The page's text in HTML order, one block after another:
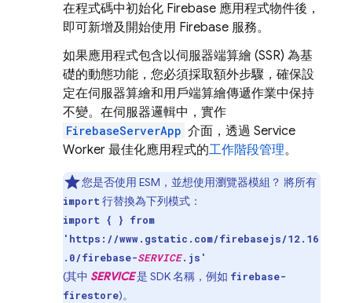
在程式碼中初始化 Firebase 應用程式物件後，
即可新增及開始使用 Firebase 服務。
如果應用程式包含以伺服器端算繪 (SSR) 為基
礎的動態功能，您必須採取額外步驟，確保設
定在伺服器算繪和用戶端算繪傳遞作業中保持
不變。在伺服器邏輯中，實作
FirebaseServerApp 介面，透過 Service
Worker 最佳化應用程式的工作階段管理。
您是否使用 ESM，並想使用瀏覽器模組？ 將所有
import 行替換為下列模式：
import { } from
'https://www.gstatic.com/firebasejs/12.16
.0/firebase-SERVICE.js'
(其中 SERVICE是 SDK 名稱，例如 firebase-
firestore)。